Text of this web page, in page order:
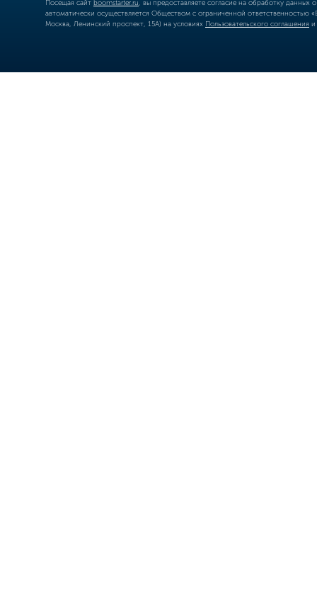
Посещая сайт boomstarter.ru , вы предоставляете согласие на обработку
автоматически осуществляется Обществом с ограниченной
Москва, Ленинский проспект, 15А) на условиях Пользовательского соглашения и